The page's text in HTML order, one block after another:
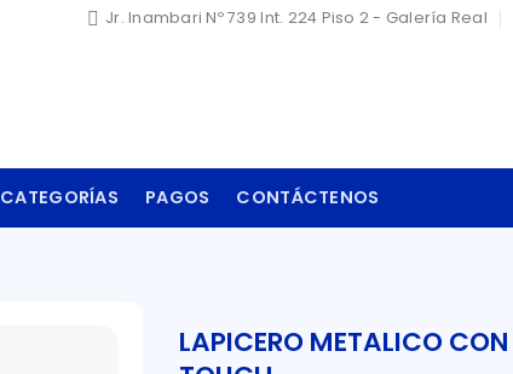
Jr. Inambari Nº 739 Int. 224 Piso 2 - Galería Real
CATEGORÍAS PAGOS CONTÁCTENOS
LAPICERO METALICO